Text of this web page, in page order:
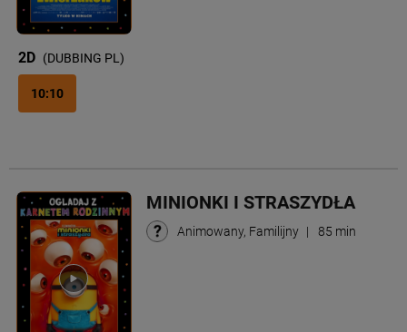
2D (DUBBING PL)
10:10
MINIONKI I STRASZYDŁA
Animowany, Familijny | 85 min